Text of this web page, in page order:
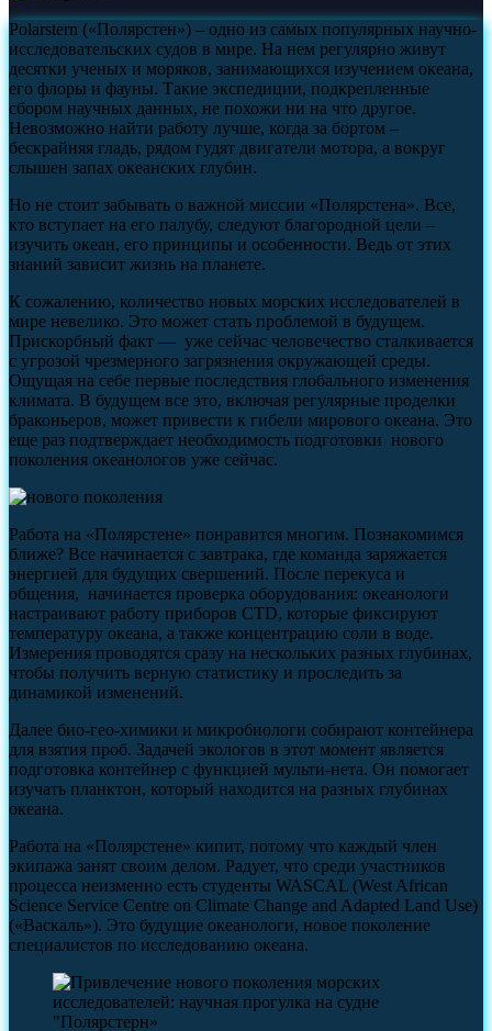
Polarstern («Полярстен») – одно из самых популярных научно-
исследовательских судов в мире. На нем регулярно живут
десятки ученых и моряков, занимающихся изучением океана,
его флоры и фауны. Такие экспедиции, подкрепленные
сбором научных данных, не похожи ни на что другое.
Невозможно найти работу лучше, когда за бортом –
бескрайняя гладь, рядом гудят двигатели мотора, а вокруг
слышен запах океанских глубин.
Но не стоит забывать о важной миссии «Полярстена». Все,
кто вступает на его палубу, следуют благородной цели –
изучить океан, его принципы и особенности. Ведь от этих
знаний зависит жизнь на планете.
К сожалению, количество новых морских исследователей в
мире невелико. Это может стать проблемой в будущем.
Прискорбный факт — уже сейчас человечество сталкивается
с угрозой чрезмерного загрязнения окружающей среды.
Ощущая на себе первые последствия глобального изменения
климата. В будущем все это, включая регулярные проделки
браконьеров, может привести к гибели мирового океана. Это
еще раз подтверждает необходимость подготовки нового
поколения океанологов уже сейчас.
Работа на «Полярстене» понравится многим. Познакомимся
ближе? Все начинается с завтрака, где команда заряжается
энергией для будущих свершений. После перекуса и
общения, начинается проверка оборудования: океанологи
настраивают работу приборов CTD, которые фиксируют
температуру океана, а также концентрацию соли в воде.
Измерения проводятся сразу на нескольких разных глубинах,
чтобы получить верную статистику и проследить за
динамикой изменений.
Далее био-гео-химики и микробиологи собирают контейнера
для взятия проб. Задачей экологов в этот момент является
подготовка контейнер с функцией мульти-нета. Он помогает
изучать планктон, который находится на разных глубинах
океана.
Работа на «Полярстене» кипит, потому что каждый член
экипажа занят своим делом. Радует, что среди участников
процесса неизменно есть студенты WASCAL (West African
Science Service Centre on Climate Change and Adapted Land Use)
(«Васкаль»). Это будущие океанологи, новое поколение
специалистов по исследованию океана.